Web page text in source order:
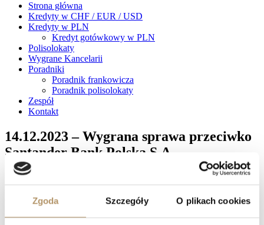
Zgoda Szczegóły O plikach cookies
Strona główna
Kredyty w CHF / EUR / USD
Kredyty w PLN
Kredyt gotówkowy w PLN
Polisolokaty
Wygrane Kancelarii
Poradniki
Poradnik frankowicza
Poradnik polisolokaty
Zespół
Kontakt
14.12.2023 – Wygrana sprawa przeciwko
Santander Bank Polska S.A.
Sąd Apelacyjny w Gdańsku V Wydział Cywilny, referent SSA
Anna Daniszewska, wyrokiem z dnia 14 grudnia 2023 roku (sygn.
akt: V ACa 1171/23) na rozprawie oddalił apelację pozwanego
Santander Bank Polska S.A. od wyroku Sądu Okręgowego w
Gdańsku z dnia 31 stycznia 2023 roku, sygn. akt: XV C 1431/21;